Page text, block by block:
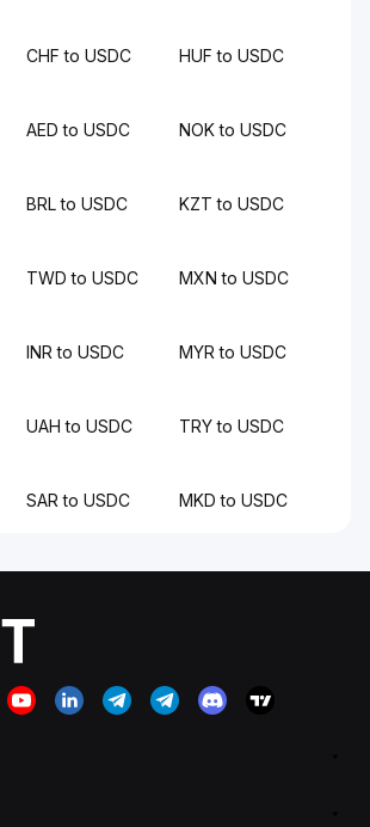
CHF to USDC HUF to USDC
AED to USDC NOK to USDC
BRL to USDC KZT to USDC
TWD to USDC MXN to USDC
INR to USDC MYR to USDC
UAH to USDC TRY to USDC
SAR to USDC MKD to USDC